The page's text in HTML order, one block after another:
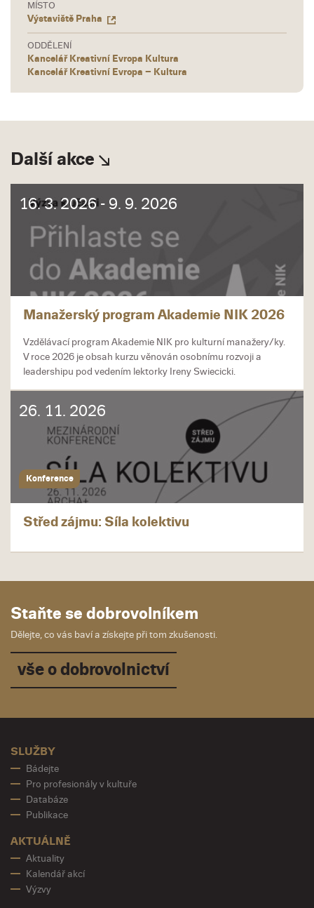
MÍSTO
Výstaviště Praha
ODDĚLENÍ
Kancelář Kreativní Evropa Kultura
Kancelář Kreativní Evropa – Kultura
Další akce
16. 3. 2026 - 9. 9. 2026
Manažerský program Akademie NIK 2026
Vzdělávací program Akademie NIK pro kulturní manažery/ky.
V roce 2026 je obsah kurzu věnován osobnímu rozvoji a
leadershipu pod vedením lektorky Ireny Swiecicki.
26. 11. 2026
Konference
Střed zájmu: Síla kolektivu
Staňte se dobrovolníkem
Dělejte, co vás baví a získejte při tom zkušenosti.
vše o dobrovolnictví
SLUŽBY
Bádejte
Pro profesionály v kultuře
Databáze
Publikace
AKTUÁLNĚ
Aktuality
Kalendář akcí
Výzvy